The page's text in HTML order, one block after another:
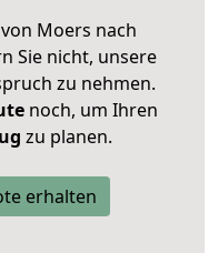
Moers nach
Sie nicht, unsere
zu nehmen.
noch, um Ihren
zu planen.
erhalten